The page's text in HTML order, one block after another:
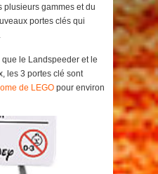
plusieurs gammes et du
portes clés qui
le Landspeeder et le
les 3 portes clé sont
de LEGO pour environ